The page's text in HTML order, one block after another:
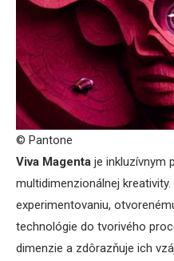
© Pantone
Viva Magenta je inkluzívnym
multidimenzionálnej kreativity.
experimentovaniu,
technológie do tvorivého
dimenzie a zdôrazňuje ich